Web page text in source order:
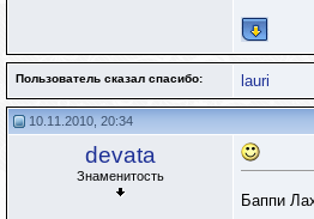
Пользователь сказал cпасибо: lauri
10.11.2010, 20:34
devata
Знаменитость
Баппи